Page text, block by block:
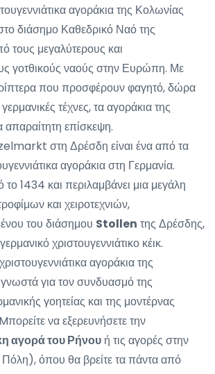
αγοράκια της Κολωνίας
διάσημο Καθεδρικό Ναό της
τους μεγαλύτερους και
γοτθικούς ναούς στην Ευρώπη. Με
που προσφέρουν φαγητό, δώρα
τέχνες, τα αγοράκια της
απαραίτητη επίσκεψη.
στη Δρέσδη είναι ένα από τα
αγοράκια στη Γερμανία.
το 1434 και περιλαμβάνει μια μεγάλη
και χειροτεχνιών,
του διάσημου Stollen της Δρέσδης,
χριστουγεννιάτικο κέικ.
αγοράκια της
γνωστά για τον συνδυασμό της
γοητείας και της μοντέρνας
να εξερευνήσετε την
αγορά του Ρήνου ή τις αγορές στην
όπου θα βρείτε τα πάντα από